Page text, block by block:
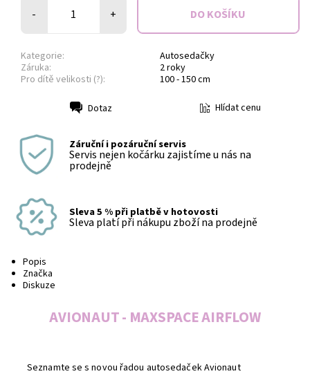
- +
Kategorie:
Autosedačky
Záruka:
2 roky
Pro dítě velikosti (?):
100 - 150 cm
Dotaz Hlídat cenu
Záruční i pozáruční servis
Servis nejen kočárku zajistíme u nás na
prodejně
Sleva 5 % při platbě v hotovosti
Sleva platí při nákupu zboží na prodejně
Popis
Značka
Diskuze
AVIONAUT - MAXSPACE AIRFLOW
Seznamte se s novou řadou autosedaček Avionaut